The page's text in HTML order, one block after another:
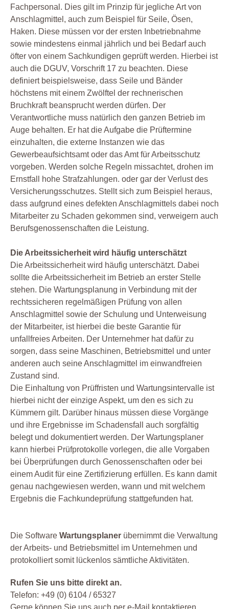
Fachpersonal. Dies gilt im Prinzip für jegliche Art von
Anschlagmittel, auch zum Beispiel für Seile, Ösen,
Haken. Diese müssen vor der ersten Inbetriebnahme
sowie mindestens einmal jährlich und bei Bedarf auch
öfter von einem Sachkundigen geprüft werden. Hierbei ist
auch die DGUV, Vorschrift 17 zu beachten. Diese
definiert beispielsweise, dass Seile und Bänder
höchstens mit einem Zwölftel der rechnerischen
Bruchkraft beansprucht werden dürfen. Der
Verantwortliche muss natürlich den ganzen Betrieb im
Auge behalten. Er hat die Aufgabe die Prüftermine
einzuhalten, die externe Instanzen wie das
Gewerbeaufsichtsamt oder das Amt für Arbeitsschutz
vorgeben. Werden solche Regeln missachtet, drohen im
Ernstfall hohe Strafzahlungen. oder gar der Verlust des
Versicherungsschutzes. Stellt sich zum Beispiel heraus,
dass aufgrund eines defekten Anschlagmittels dabei noch
Mitarbeiter zu Schaden gekommen sind, verweigern auch
Berufsgenossenschaften die Leistung.
Die Arbeitssicherheit wird häufig unterschätzt
Die Arbeitssicherheit wird häufig unterschätzt. Dabei
sollte die Arbeitssicherheit im Betrieb an erster Stelle
stehen. Die Wartungsplanung in Verbindung mit der
rechtssicheren regelmäßigen Prüfung von allen
Anschlagmittel sowie der Schulung und Unterweisung
der Mitarbeiter, ist hierbei die beste Garantie für
unfallfreies Arbeiten. Der Unternehmer hat dafür zu
sorgen, dass seine Maschinen, Betriebsmittel und unter
anderen auch seine Anschlagmittel im einwandfreien
Zustand sind.
Die Einhaltung von Prüffristen und Wartungsintervalle ist
hierbei nicht der einzige Aspekt, um den es sich zu
Kümmern gilt. Darüber hinaus müssen diese Vorgänge
und ihre Ergebnisse im Schadensfall auch sorgfältig
belegt und dokumentiert werden. Der Wartungsplaner
kann hierbei Prüfprotokolle vorlegen, die alle Vorgaben
bei Überprüfungen durch Genossenschaften oder bei
einem Audit für eine Zertifizierung erfüllen. Es kann damit
genau nachgewiesen werden, wann und mit welchem
Ergebnis die Fachkundeprüfung stattgefunden hat.
Die Software Wartungsplaner übernimmt die Verwaltung
der Arbeits- und Betriebsmittel im Unternehmen und
protokolliert somit lückenlos sämtliche Aktivitäten.
Rufen Sie uns bitte direkt an.
Telefon: +49 (0) 6104 / 65327